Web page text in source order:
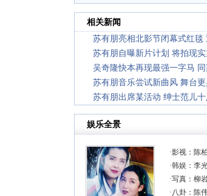
相关新闻
苏有朋亮相北影节闭幕式红
苏有朋自曝新片计划 将拍现
吴奇隆快本再现最强一字马
苏有朋音乐尝试新曲风 舞台
苏有朋出席某活动 绅士范儿十